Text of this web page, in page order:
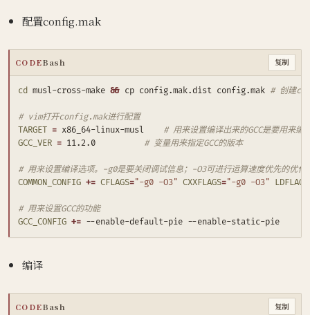
配置config.mak
CODEBash 复制
cd musl-cross-make && # 创建
# vim打开config.mak进行配置
TARGET = x86_64-linux-musl # 用来设置编译出来的GCC是要用来编
GCC_VER = # 变量用来指定GCC的版本
# 用来设置编译选项。-g0是要关闭调试信息；-O3可进行运算速度优先的
COMMON_CONFIG += CFLAGS="-g0 -O3" CXXFLAGS="-g0 -O3" LDFLAGS
# 用来设置GCC的功能
GCC_CONFIG +=
编译
CODEBash 复制